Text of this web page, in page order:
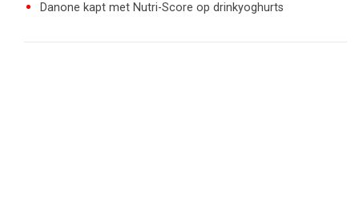
Danone kapt met Nutri-Score op drinkyoghurts